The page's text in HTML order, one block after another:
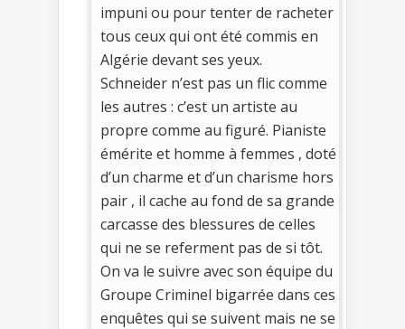
impuni ou pour tenter de racheter
tous ceux qui ont été commis en
Algérie devant ses yeux.
Schneider n’est pas un flic comme
les autres : c’est un artiste au
propre comme au figuré. Pianiste
émérite et homme à femmes , doté
d’un charme et d’un charisme hors
pair , il cache au fond de sa grande
carcasse des blessures de celles
qui ne se referment pas de si tôt.
On va le suivre avec son équipe du
Groupe Criminel bigarrée dans ces
enquêtes qui se suivent mais ne se